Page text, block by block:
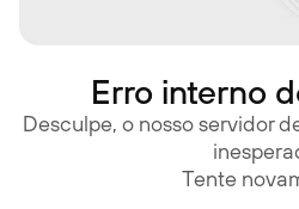
Erro interno
Desculpe, o nosso servidor
Tente